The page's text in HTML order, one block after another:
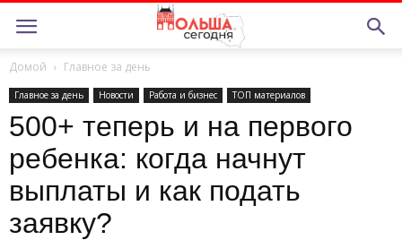
Домой Главное за день
Главное за день Новости Работа и бизнес ТОП материалов
500+ теперь и на первого
ребенка: когда начнут
выплаты и как подать
заявку?